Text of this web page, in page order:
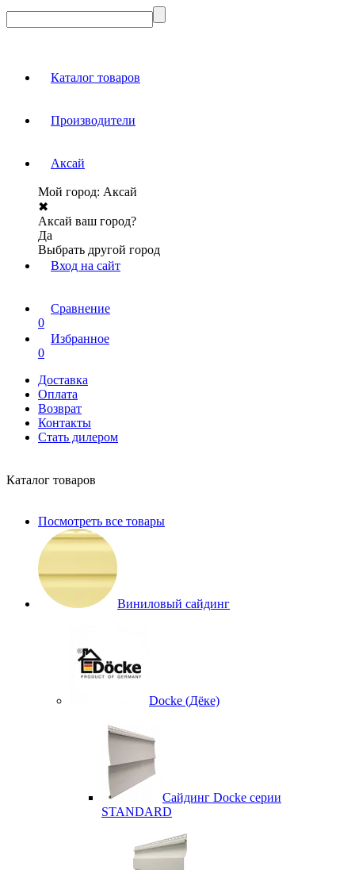
Каталог товаров
Производители
Аксай
Мой город: Аксай
✖
Аксай ваш город?
Да
Выбрать другой город
Вход на сайт
Сравнение
0
Избранное
0
Доставка
Оплата
Возврат
Контакты
Стать дилером
Каталог товаров
Посмотреть все товары
Виниловый сайдинг
Docke (Дёке)
Сайдинг Docke серии
STANDARD